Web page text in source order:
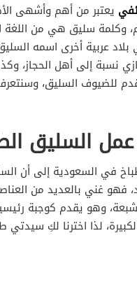
التحضير
التحضير
التحضير
يعتبر من أهم وأشهى
وكلمة سليق هي من اللغة
بلاد عربية أخرى اسمه
نسبة إلى أهل الحجاز،
للضيوف السليق،
السليق
في السعودية إلى أن
فهو غني بالعديد من
وهو يقدم كوجبة
لذا اخترنا لكِ